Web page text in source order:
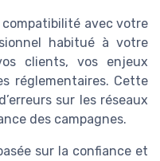
compatibilité avec votre
habitué à votre
clients, vos enjeux
réglementaires. Cette
sur les réseaux
des campagnes.
sur la confiance et